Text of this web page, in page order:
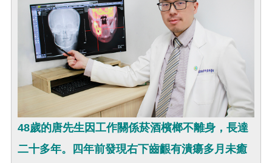
48歲的唐先生因工作關係菸酒檳榔不離身，長達
二十多年。四年前發現右下齒齦有潰瘍多月未癒